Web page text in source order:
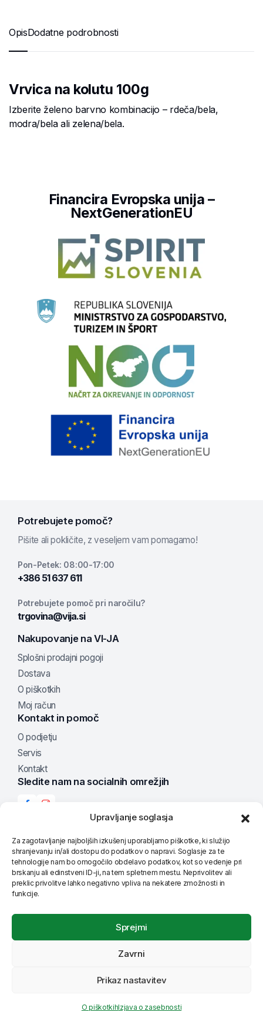
Upravljanje soglasja
Za zagotavljanje najboljših izkušenj uporabljamo piškotke, ki služijo
shranjevanju in/ali dostopu do podatkov o napravi. Soglasje za te
tehnologije nam bo omogočilo obdelavo podatkov, kot so vedenje pri
brskanju ali edinstveni ID-ji, na tem spletnem mestu. Neprivolitev ali
preklic privolitve lahko negativno vpliva na nekatere zmožnosti in
funkcije.
Sprejmi
Zavrni
Prikaz nastavitev
O piškotkihIzjava o zasebnosti
OpisDodatne podrobnosti
Vrvica na kolutu 100g
Izberite želeno barvno kombinacijo – rdeča/bela,
modra/bela ali zelena/bela.
Financira Evropska unija –
NextGenerationEU
Potrebujete pomoč?
Pišite ali pokličite, z veseljem vam pomagamo!
Pon-Petek: 08:00-17:00
+386 51 637 611
Potrebujete pomoč pri naročilu?
trgovina@vija.si
Nakupovanje na VI-JA
Splošni prodajni pogoji
Dostava
O piškotkih
Moj račun
Kontakt in pomoč
O podjetju
Servis
Kontakt
Sledite nam na socialnih omrežjih
Možnosti plačila
Dostava